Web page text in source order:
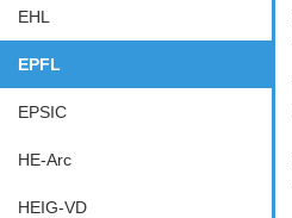
EHL
EPFL
EPSIC
HE-Arc
HEIG-VD